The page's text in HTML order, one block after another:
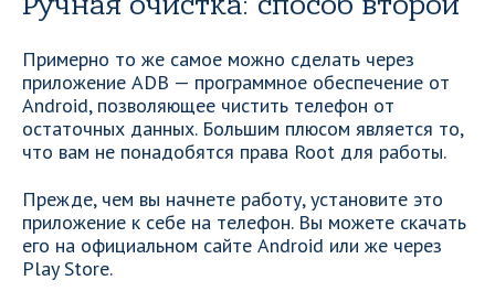
Примерно то же самое можно сделать через
приложение ADB — программное обеспечение от
Android, позволяющее чистить телефон от
остаточных данных. Большим плюсом является то,
что вам не понадобятся права Root для работы.
Прежде, чем вы начнете работу, установите это
приложение к себе на телефон. Вы можете скачать
его на официальном сайте Android или же через
Play Store.